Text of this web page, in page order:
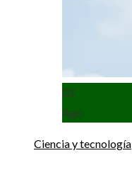
01
Ago
Ciencia y tecnología